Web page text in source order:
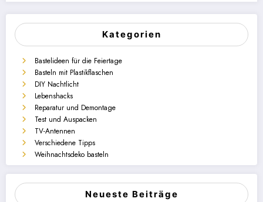
Kategorien
Bastelideen für die Feiertage
Basteln mit Plastikflaschen
DIY Nachtlicht
Lebenshacks
Reparatur und Demontage
Test und Auspacken
TV-Antennen
Verschiedene Tipps
Weihnachtsdeko basteln
Neueste Beiträge